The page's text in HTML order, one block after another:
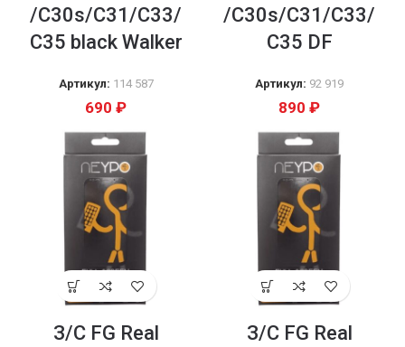
/C30s/C31/C33/
С35 black Walker
Артикул: 114 587
690 ₽
/C30s/C31/C33/
С35 DF
Артикул: 92 919
890 ₽
З/С FG Real
З/С FG Real